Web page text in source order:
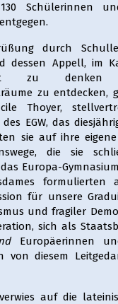
Schülerinnen
durch
dessen Appell, im
zu
zu entdecken,
Thoyer,
EGW, das
sie auf ihre
die sie
Europa-
formulierten
für unsere
und fragiler
sich als
Europäerinnen
von diesem
auf die